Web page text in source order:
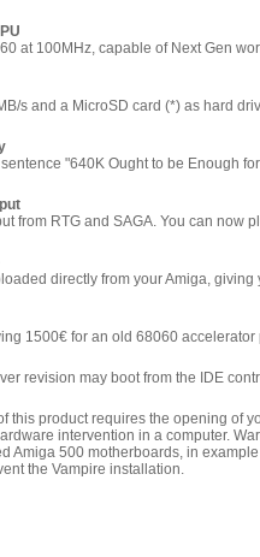
at 100MHz, capable of Next Gen
s and a MicroSD card (*) as hard
"640K Ought to be Enough
from RTG and SAGA. You can now
directly from your Amiga,
1500€ for an old 68060
revision may boot from the IDE
this product requires the opening of
intervention in a computer.
Amiga 500 motherboards, in
the Vampire installation.